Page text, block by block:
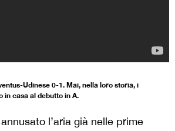
Udinese 0-1. Mai, nella loro storia, i
in casa al debutto in A.
l’aria già nelle prime